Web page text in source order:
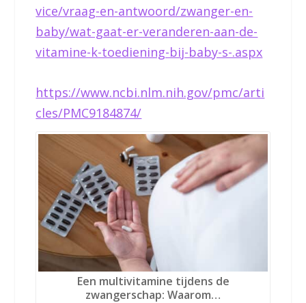
vice/vraag-en-antwoord/zwanger-en-
baby/wat-gaat-er-veranderen-aan-de-
vitamine-k-toediening-bij-baby-s-.aspx
https://www.ncbi.nlm.nih.gov/pmc/arti
cles/PMC9184874/
Een multivitamine tijdens de
zwangerschap: Waarom…